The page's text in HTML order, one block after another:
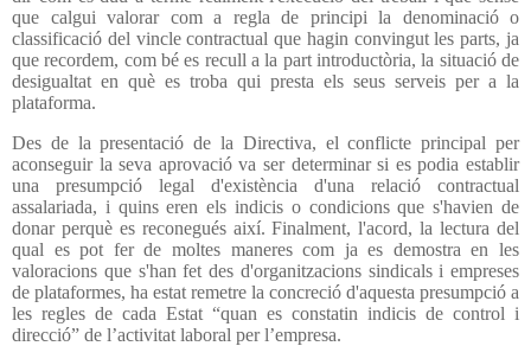
que calgui valorar com a regla de principi la denominació o
classificació del vincle contractual que hagin convingut les parts, ja
que recordem, com bé es recull a la part introductòria, la situació de
desigualtat en què es troba qui presta els seus serveis per a la
plataforma.
Des de la presentació de la Directiva, el conflicte principal per
aconseguir la seva aprovació va ser determinar si es podia establir
una presumpció legal d'existència d'una relació contractual
assalariada, i quins eren els indicis o condicions que s'havien de
donar perquè es reconegués així. Finalment, l'acord, la lectura del
qual es pot fer de moltes maneres com ja es demostra en les
valoracions que s'han fet des d'organitzacions sindicals i empreses
de plataformes, ha estat remetre la concreció d'aquesta presumpció a
les regles de cada Estat “quan es constatin indicis de control i
direcció” de l’activitat laboral per l’empresa.